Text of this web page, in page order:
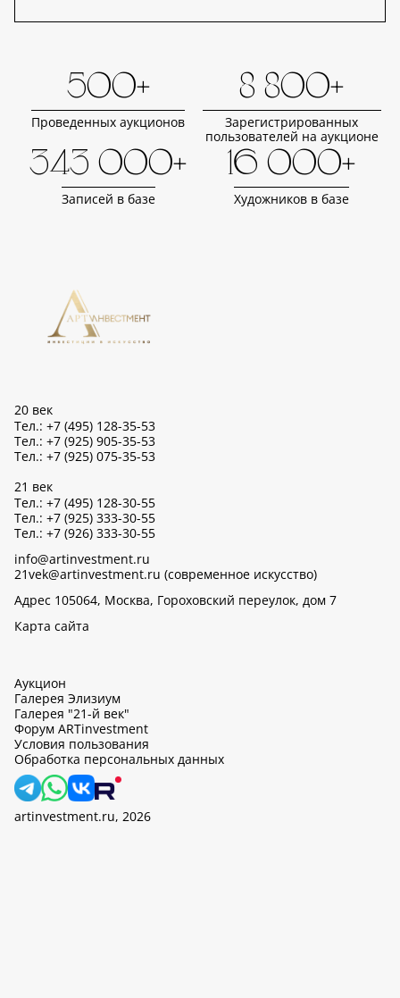
500+
Проведенных аукционов
8 800+
Зарегистрированных
пользователей на аукционе
343 000+
Записей в базе
16 000+
Художников в базе
20 век
Тел.: +7 (495) 128-35-53
Тел.: +7 (925) 905-35-53
Тел.: +7 (925) 075-35-53
21 век
Тел.: +7 (495) 128-30-55
Тел.: +7 (925) 333-30-55
Тел.: +7 (926) 333-30-55
info@artinvestment.ru
21vek@artinvestment.ru (современное искусство)
Адрес 105064, Москва, Гороховский переулок, дом 7
Карта сайта
Аукцион
Галерея Элизиум
Галерея "21-й век"
Форум ARTinvestment
Условия пользования
Обработка персональных данных
artinvestment.ru, 2026